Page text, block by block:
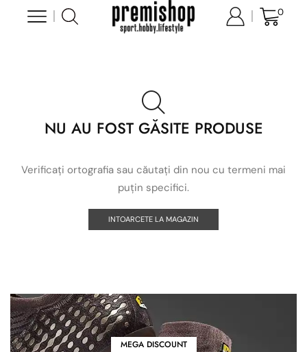
0
NU AU FOST GĂSITE PRODUSE
Verificați ortografia sau căutați din nou cu termeni mai
puțin specifici.
INTOARCETE LA MAGAZIN
MEGA DISCOUNT